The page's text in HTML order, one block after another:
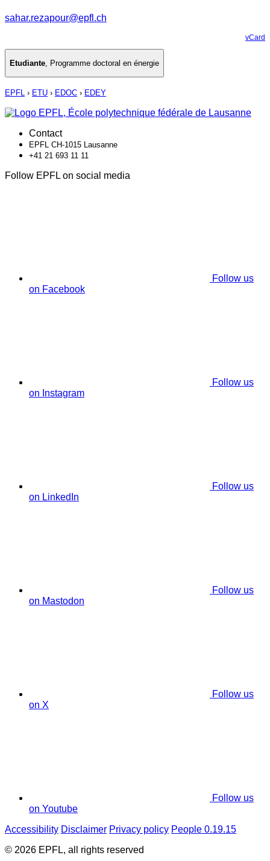
sahar.rezapour@epfl.ch
vCard
Etudiante, Programme doctoral en énergie
EPFL › ETU › EDOC › EDEY
Contact
EPFL CH-1015 Lausanne
+41 21 693 11 11
Follow EPFL on social media
Follow us
on Facebook
Follow us
on Instagram
Follow us
on LinkedIn
Follow us
on Mastodon
Follow us
on X
Follow us
on Youtube
Accessibility Disclaimer Privacy policy People 0.19.15
© 2026 EPFL, all rights reserved